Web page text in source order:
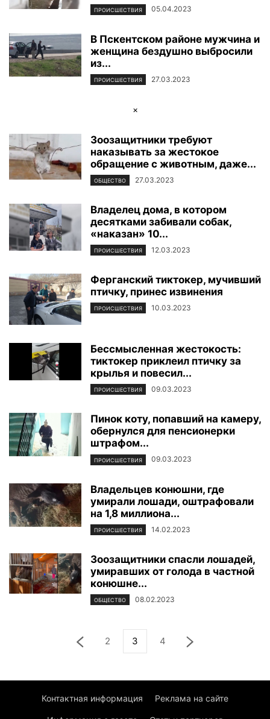
ПРОИСШЕСТВИЯ 05.04.2023
В Пскентском районе мужчина и
женщина бездушно выбросили
из...
ПРОИСШЕСТВИЯ 27.03.2023
×
Зоозащитники требуют
наказывать за жестокое
обращение с животным, даже...
ОБЩЕСТВО 27.03.2023
Владелец дома, в котором
десятками забивали собак,
«наказан» 10...
ПРОИСШЕСТВИЯ 12.03.2023
Ферганский тиктокер, мучивший
птичку, принес извинения
ПРОИСШЕСТВИЯ 10.03.2023
Бессмысленная жестокость:
тиктокер приклеил птичку за
крылья и повесил...
ПРОИСШЕСТВИЯ 09.03.2023
Пинок коту, попавший на камеру,
обернулся для пенсионерки
штрафом...
ПРОИСШЕСТВИЯ 09.03.2023
Владельцев конюшни, где
умирали лошади, оштрафовали
на 1,8 миллиона...
ПРОИСШЕСТВИЯ 14.02.2023
Зоозащитники спасли лошадей,
умиравших от голода в частной
конюшне...
ОБЩЕСТВО 08.02.2023
2 3 4
Контактная информация Реклама на сайте